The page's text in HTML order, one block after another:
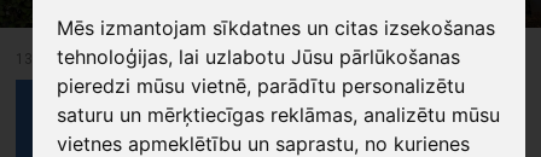
Mēs izmantojam sīkdatnes un citas izsekošanas
tehnoloģijas, lai uzlabotu Jūsu pārlūkošanas
pieredzi mūsu vietnē, parādītu personalizētu
saturu un mērķtiecīgas reklāmas, analizētu mūsu
vietnes apmeklētību un saprastu, no kurienes
13.10.2020